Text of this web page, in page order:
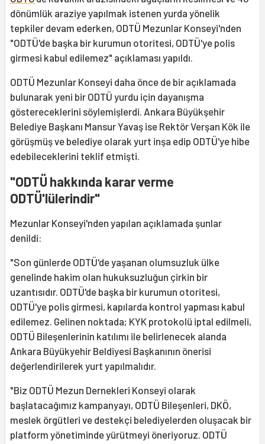
dönümlük araziye yapılmak istenen yurda yönelik
tepkiler devam ederken, ODTÜ Mezunlar Konseyi'nden
"ODTÜ'de başka bir kurumun otoritesi, ODTÜ'ye polis
girmesi kabul edilemez" açıklaması yapıldı.
ODTÜ Mezunlar Konseyi daha önce de bir açıklamada
bulunarak yeni bir ODTÜ yurdu için dayanışma
göstereceklerini söylemişlerdi. Ankara Büyükşehir
Belediye Başkanı Mansur Yavaş ise Rektör Verşan Kök ile
görüşmüş ve belediye olarak yurt inşa edip ODTÜ'ye hibe
edebileceklerini teklif etmişti.
"ODTÜ hakkında karar verme
ODTÜ'lülerindir"
Mezunlar Konseyi'nden yapılan açıklamada şunlar
denildi:
"Son günlerde ODTÜ'de yaşanan olumsuzluk ülke
genelinde hakim olan hukuksuzluğun çirkin bir
uzantısıdır. ODTÜ'de başka bir kurumun otoritesi,
ODTÜ'ye polis girmesi, kapılarda kontrol yapması kabul
edilemez. Gelinen noktada; KYK protokolü iptal edilmeli,
ODTÜ Bileşenlerinin katılımı ile belirlenecek alanda
Ankara Büyükyehir Beldiyesi Başkanının önerisi
değerlendirilerek yurt yapılmalıdır.
"Biz ODTÜ Mezun Dernekleri Konseyi olarak
başlatacağımız kampanyayı, ODTÜ Bileşenleri, DKÖ,
meslek örgütleri ve destekçi belediyelerden oluşacak bir
platform yönetiminde yürütmeyi öneriyoruz. ODTÜ